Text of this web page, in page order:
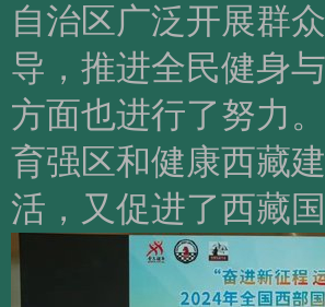
自治区广泛开展群
导，推进全民健身
方面也进行了努力
育强区和健康西藏
活，又促进了西藏